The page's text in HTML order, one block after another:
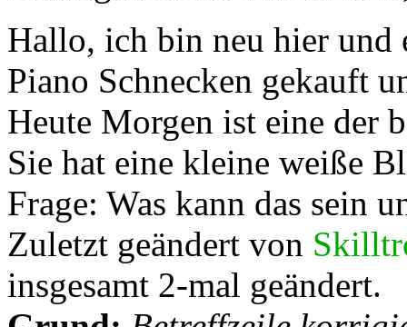
Hallo, ich bin neu hier und
Piano Schnecken gekauft
Heute Morgen ist eine der
Sie hat eine kleine weiße
Frage: Was kann das sein
Zuletzt geändert von
insgesamt 2-mal geändert.